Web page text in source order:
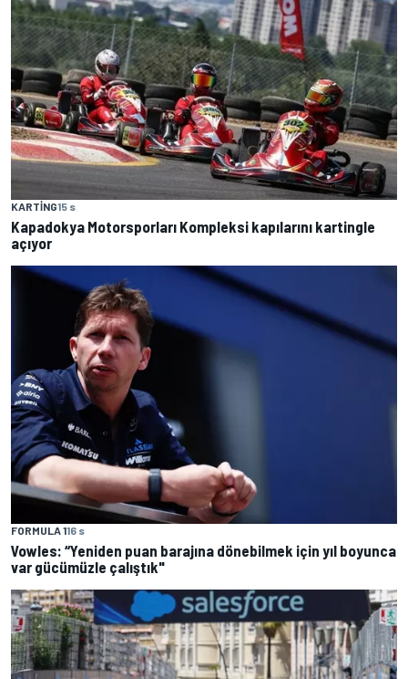
KARTING15 s
Kapadokya Motorsporları Kompleksi kapılarını kartingle
açıyor
FORMULA 116 s
Vowles: “Yeniden puan barajına dönebilmek için yıl boyunca
var gücümüzle çalıştık"